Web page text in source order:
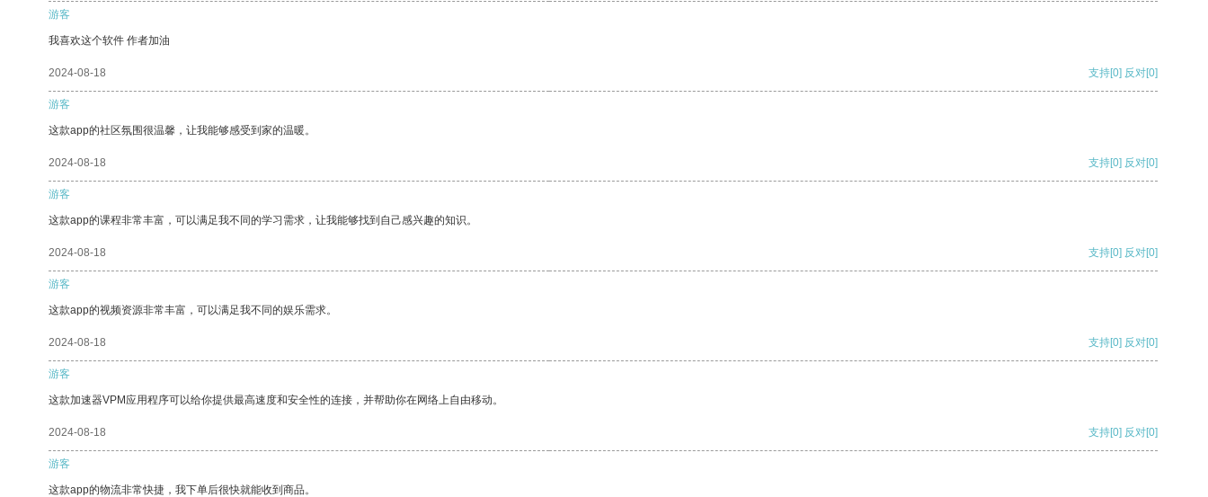
游客
我喜欢这个软件 作者加油
2024-08-18 支持[0] 反对[0]
游客
这款app的社区氛围很温馨，让我能够感受到家的温暖。
2024-08-18 支持[0] 反对[0]
游客
这款app的课程非常丰富，可以满足我不同的学习需求，让我能够找到自己感兴趣的知识。
2024-08-18 支持[0] 反对[0]
游客
这款app的视频资源非常丰富，可以满足我不同的娱乐需求。
2024-08-18 支持[0] 反对[0]
游客
这款加速器VPM应用程序可以给你提供最高速度和安全性的连接，并帮助你在网络上自由移动。
2024-08-18 支持[0] 反对[0]
游客
这款app的物流非常快捷，我下单后很快就能收到商品。